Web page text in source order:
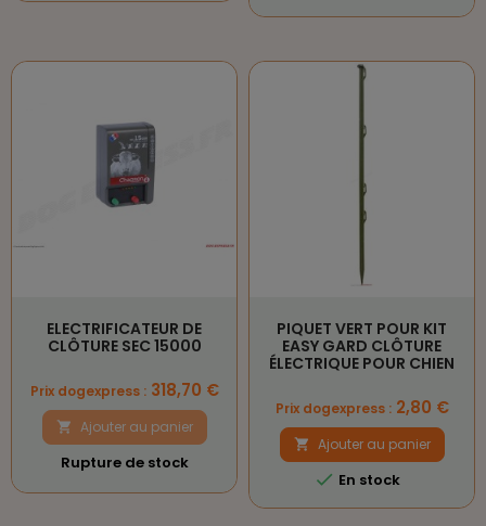
ELECTRIFICATEUR DE
CLÔTURE SEC 15000
Prix
Prix dogexpress :318,70 €
 Ajouter au panier
Rupture de stock
PIQUET VERT POUR KIT
EASY GARD CLÔTURE
ÉLECTRIQUE POUR CHIEN
Prix
Prix dogexpress :2,80 €
 Ajouter au panier
 En stock